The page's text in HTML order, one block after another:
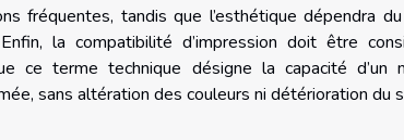
fréquentes, tandis que l’esthétique dépendra
la compatibilité d’impression doit être
ce terme technique désigne la capacité d’un
sans altération des couleurs ni détérioration du